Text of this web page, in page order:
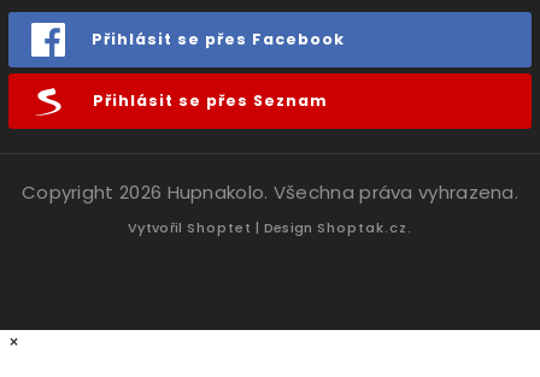
Přihlásit se přes Facebook
Přihlásit se přes Seznam
Copyright 2026 Hupnakolo. Všechna práva vyhrazena.
Vytvořil Shoptet | Design Shoptak.cz.
×